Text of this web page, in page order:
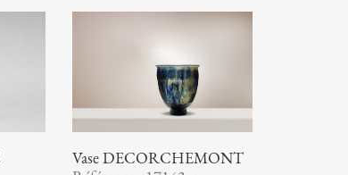
Vase DECORCHEMONT